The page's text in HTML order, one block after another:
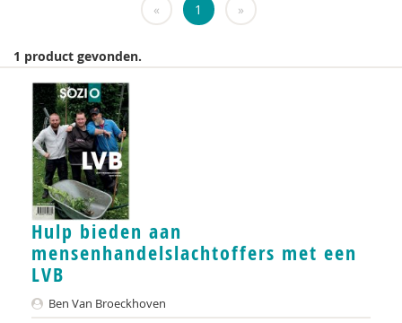
Fier
GREVIO
het Regeringscommissariaat seksueel
grensoverschrijdend gedrag en seksueel geweld
huisarts
KNMG
Landelijk Kenniscentrum LVB
LIDIE
« 1 »
1 product gevonden.
Hulp bieden aan
mensenhandelslachtoffers met een
LVB
Ben Van Broeckhoven